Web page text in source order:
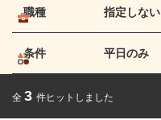
職種 指定しない
条件 平日のみ
全 3 件ヒットしました